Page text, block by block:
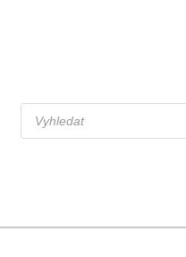
Products
search